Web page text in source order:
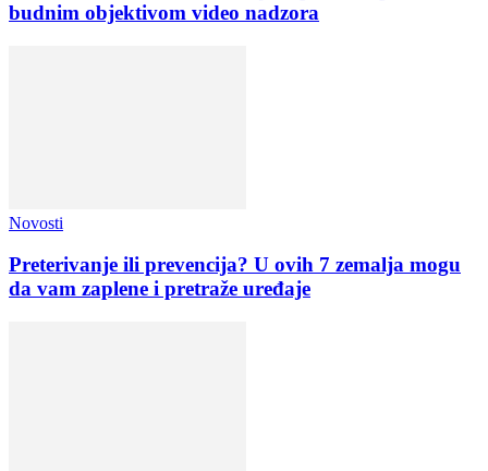
budnim objektivom video nadzora
Novosti
Preterivanje ili prevencija? U ovih 7 zemalja mogu
da vam zaplene i pretraže uređaje